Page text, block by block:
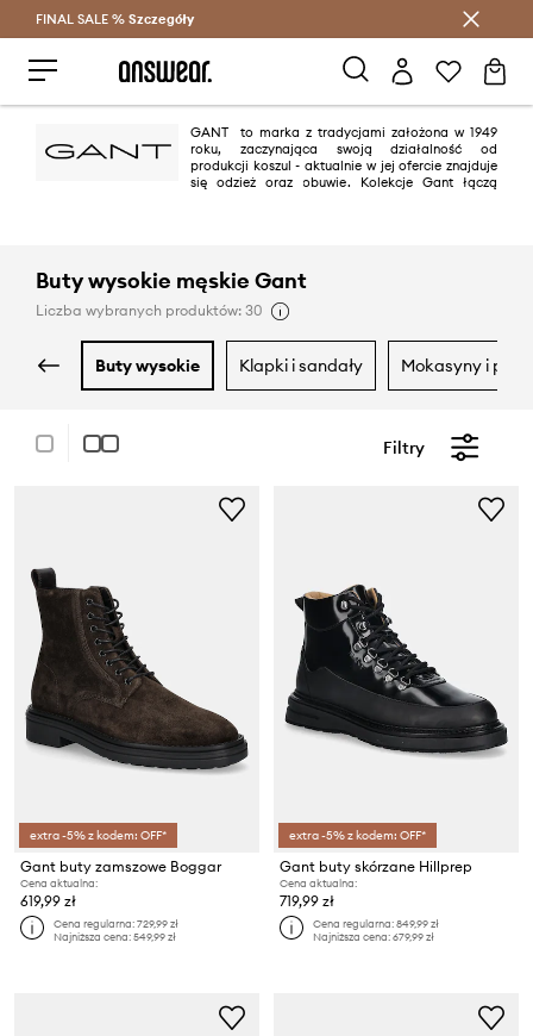
Oszczędzaj z Answear Club >
FINAL SALE % Szczegóły
GANT to marka z tradycjami założona w 1949
roku, zaczynająca swoją działalność od
produkcji koszul - aktualnie w jej ofercie znajduje
się odzież oraz obuwie. Kolekcje Gant łączą
Buty wysokie męskie Gant
Liczba wybranych produktów: 30
buty wysokie klapki i sandały mokasyny i
Filtry
extra -5% z kodem: OFF*
Gant buty zamszowe Boggar
Cena aktualna:
619,99 zł
Cena regularna:729,99 zł
Najniższa cena:549,99 zł
extra -5% z kodem: OFF*
Gant buty skórzane Hillprep
Cena aktualna:
719,99 zł
Cena regularna:849,99 zł
Najniższa cena:679,99 zł